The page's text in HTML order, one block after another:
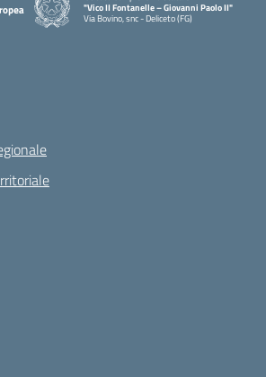
"Vico II Fontanelle – Giovanni Paolo II"
Via Bovino, snc - Deliceto (FG)